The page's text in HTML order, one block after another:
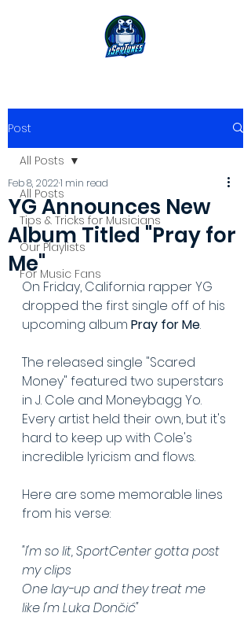
Post
All Posts
Tips & Tricks for Musicians
Our Playlists
For Music Fans
All Posts
YG Announces New
Album Titled "Pray for
Me"
Feb 8, 20221 min read
On Friday, California rapper YG
dropped the first single off of his
upcoming album Pray for Me.
The released single "Scared
Money" featured two superstars
in J. Cole and Moneybagg Yo.
Every artist held their own, but it's
hard to keep up with Cole's
incredible lyricism and flows.
Here are some memorable lines
from his verse:
"I'm so lit, SportCenter gotta post
my clips
One lay-up and they treat me
like I'm Luka Dončić"